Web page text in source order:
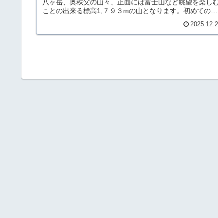
八ヶ岳、奥秩父の山々、正面には富士山など眺望を楽し
ことの出来る標高1,７９３mの山となります。初めてのこ